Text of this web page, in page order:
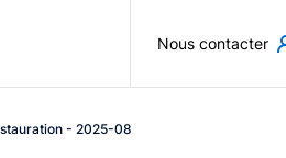
Nous contacter
- 2025-08